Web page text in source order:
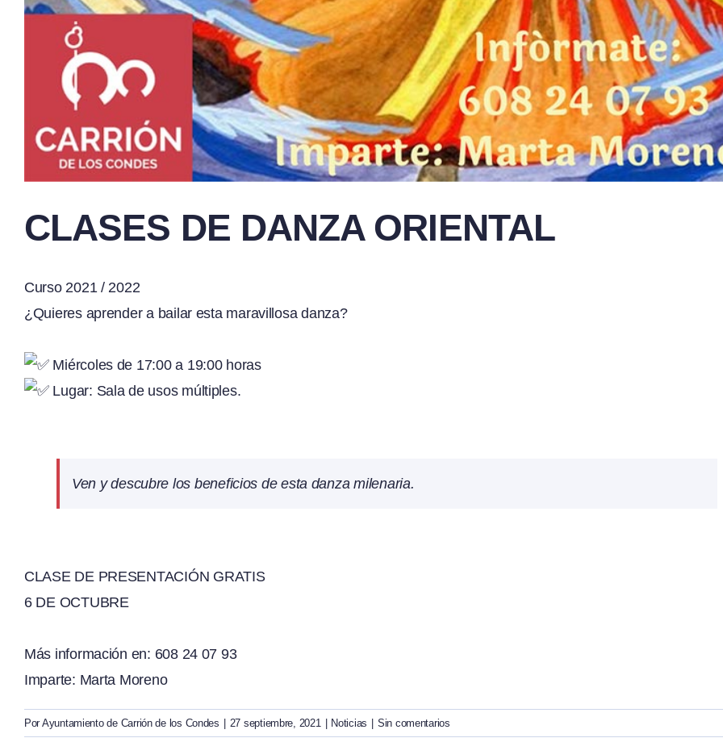
CLASES DE DANZA ORIENTAL
Curso 2021 / 2022
¿Quieres aprender a bailar esta maravillosa danza?
Miércoles de 17:00 a 19:00 horas
Lugar: Sala de usos múltiples.
Ven y descubre los beneficios de esta danza milenaria.
CLASE DE PRESENTACIÓN GRATIS
6 DE OCTUBRE
Más información en: 608 24 07 93
Imparte: Marta Moreno
Por Ayuntamiento de Carrión de los Condes 27 septiembre, 2021 Noticias Sin comentarios